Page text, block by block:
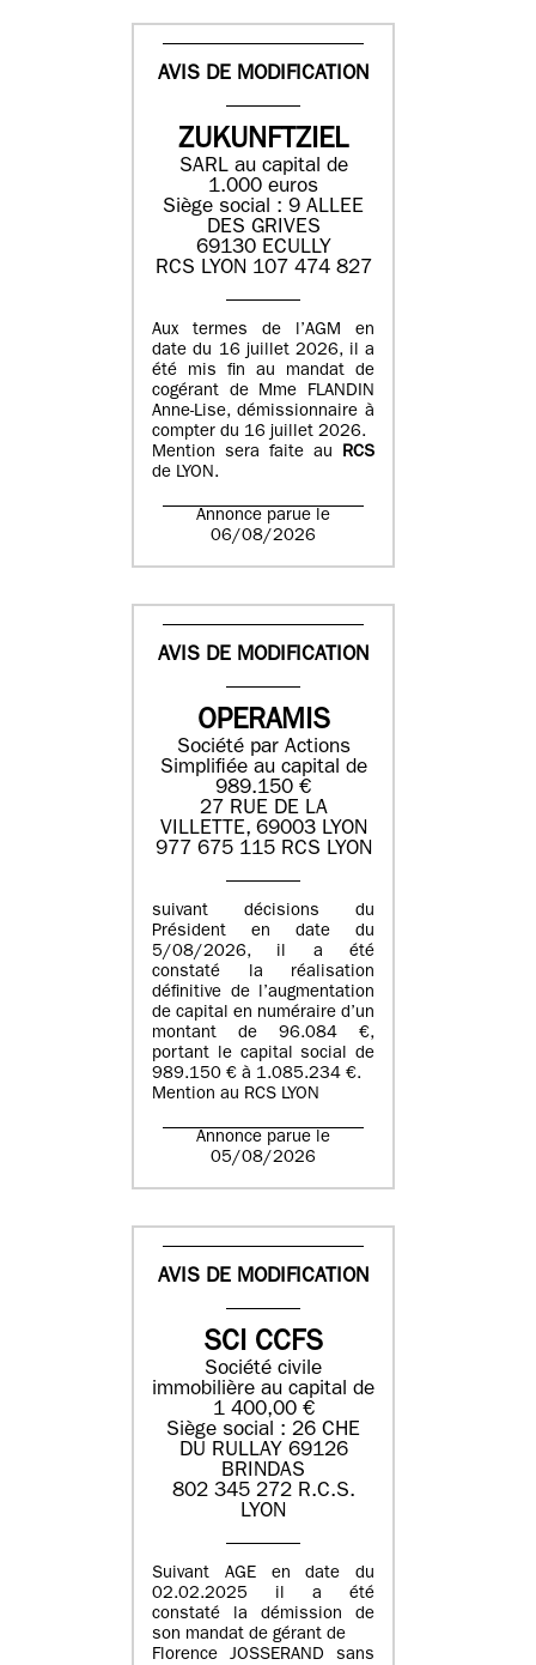
AVIS DE MODIFICATION
ZUKUNFTZIEL
SARL au capital de
1.000 euros
Siège social : 9 ALLEE
DES GRIVES
69130 ECULLY
RCS LYON 107 474 827
Aux termes de l’AGM en
date du 16 juillet 2026, il a
été mis fin au mandat de
cogérant de Mme FLANDIN
Anne-Lise, démissionnaire à
compter du 16 juillet 2026.
Mention sera faite au RCS
de LYON.
Annonce parue le
06/08/2026
AVIS DE MODIFICATION
OPERAMIS
Société par Actions
Simplifiée au capital de
989.150 €
27 RUE DE LA
VILLETTE, 69003 LYON
977 675 115 RCS LYON
suivant décisions du
Président en date du
5/08/2026, il a été
constaté la réalisation
définitive de l’augmentation
de capital en numéraire d’un
montant de 96.084 €,
portant le capital social de
989.150 € à 1.085.234 €.
Mention au RCS LYON
Annonce parue le
05/08/2026
AVIS DE MODIFICATION
SCI CCFS
Société civile
immobilière au capital de
1 400,00 €
Siège social : 26 CHE
DU RULLAY 69126
BRINDAS
802 345 272 R.C.S.
LYON
Suivant AGE en date du
02.02.2025 il a été
constaté la démission de
son mandat de gérant de
Florence JOSSERAND sans